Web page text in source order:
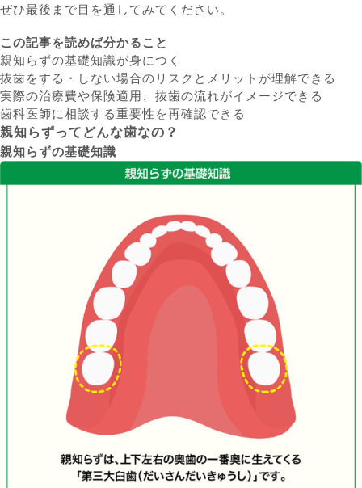
ぜひ最後まで目を通してみてください。
この記事を読めば分かること
親知らずの基礎知識が身につく
抜歯をする・しない場合のリスクとメリットが理解できる
実際の治療費や保険適用、抜歯の流れがイメージできる
歯科医師に相談する重要性を再確認できる
親知らずってどんな歯なの？
親知らずの基礎知識